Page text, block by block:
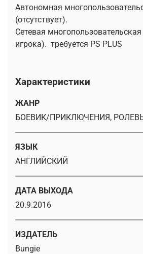
Автономная
(отсутствует).
Сетевая
игрока). требуется PS PLUS
Характеристики
ЖАНР
БОЕВИК/ПРИКЛЮЧЕНИЯ,
ЯЗЫК
АНГЛИЙСКИЙ
ДАТА ВЫХОДА
20.9.2016
ИЗДАТЕЛЬ
Bungie